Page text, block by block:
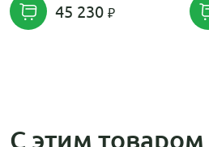
45 230
С этим